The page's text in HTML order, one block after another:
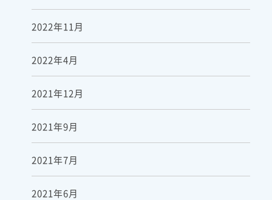
2022年11月
2022年4月
2021年12月
2021年9月
2021年7月
2021年6月